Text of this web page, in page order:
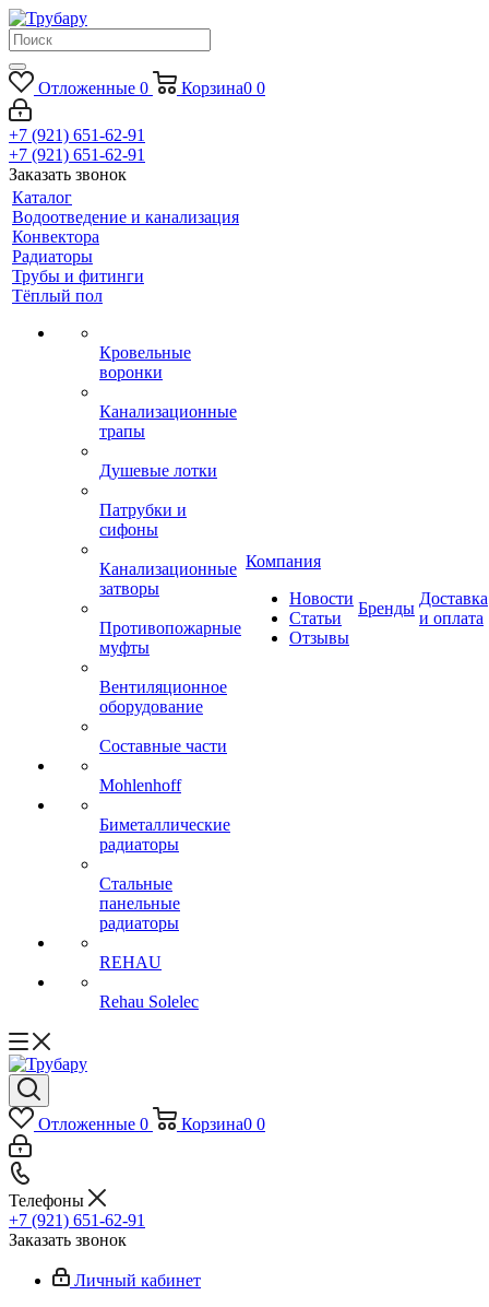
Отложенные 0 Корзина0 0
+7 (921) 651-62-91
+7 (921) 651-62-91
Заказать звонок
Каталог
Водоотведение и канализация
Конвектора
Радиаторы
Трубы и фитинги
Тёплый пол
Кровельные
воронки
Канализационные
трапы
Душевые лотки
Патрубки и
сифоны
Канализационные
затворы
Противопожарные
муфты
Вентиляционное
оборудование
Составные части
Mohlenhoff
Биметаллические
радиаторы
Стальные
панельные
радиаторы
REHAU
Rehau Solelec
Компания
Новости
Статьи
Отзывы
Бренды
Доставка
и оплата
Отложенные 0 Корзина0 0
Телефоны
+7 (921) 651-62-91
Заказать звонок
Личный кабинет